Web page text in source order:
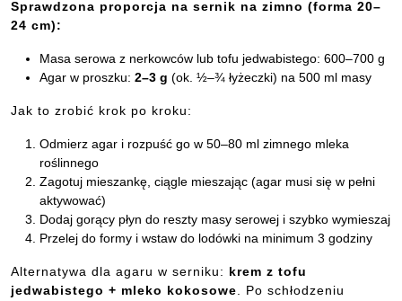
Sprawdzona proporcja na sernik na zimno (forma 20–
24 cm):
Masa serowa z nerkowców lub tofu jedwabistego: 600–700 g
Agar w proszku: 2–3 g (ok. ½–¾ łyżeczki) na 500 ml masy
Jak to zrobić krok po kroku:
Odmierz agar i rozpuść go w 50–80 ml zimnego mleka
roślinnego
Zagotuj mieszankę, ciągle mieszając (agar musi się w pełni
aktywować)
Dodaj gorący płyn do reszty masy serowej i szybko wymieszaj
Przelej do formy i wstaw do lodówki na minimum 3 godziny
Alternatywa dla agaru w serniku: krem z tofu
jedwabistego + mleko kokosowe . Po schłodzeniu